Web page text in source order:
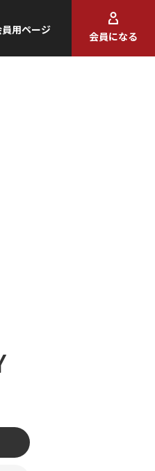
用ページ
会員になる